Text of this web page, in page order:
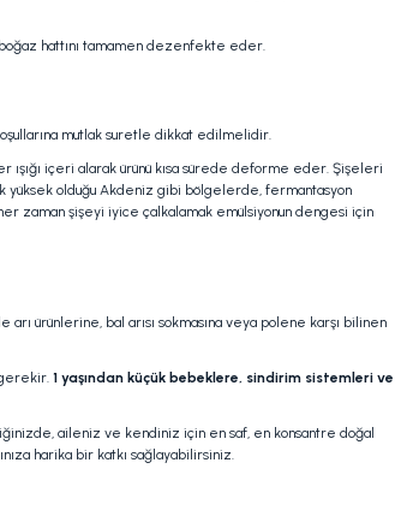
hattını tamamen dezenfekte eder.
mutlak suretle dikkat edilmelidir.
ışığı içeri alarak ürünü kısa sürede deforme eder. Şişeleri
yüksek olduğu Akdeniz gibi bölgelerde, fermantasyon
zaman şişeyi iyice çalkalamak emülsiyonun dengesi için
ürünlerine, bal arısı sokmasına veya polene karşı bilinen
1 yaşından küçük bebeklere, sindirim sistemleri ve
aileniz ve kendiniz için en saf, en konsantre doğal
harika bir katkı sağlayabilirsiniz.